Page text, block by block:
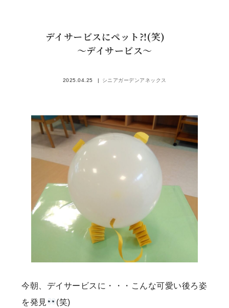
デイサービスにペット⁈(笑)
～デイサービス～
2025.04.25 シニアガーデンアネックス
今朝、デイサービスに・・・こんな可愛い後ろ姿
を発見
(笑)